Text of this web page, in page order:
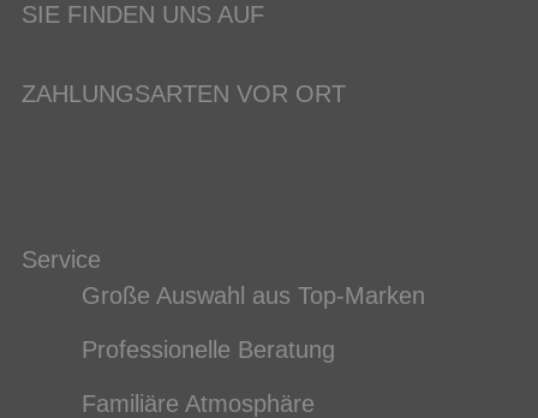
SIE FINDEN UNS AUF
ZAHLUNGSARTEN VOR ORT
Service
Große Auswahl aus Top-Marken
Professionelle Beratung
Familiäre Atmosphäre